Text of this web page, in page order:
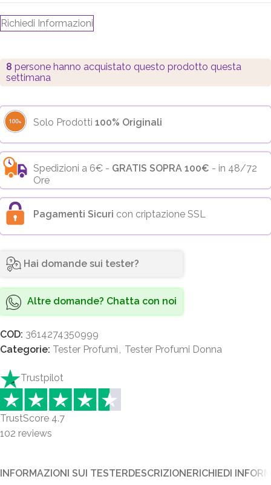
Richiedi Informazioni
8 persone hanno acquistato questo prodotto questa
settimana
Solo Prodotti 100% Originali
Spedizioni a 6€ - GRATIS SOPRA 100€ - in 48/72
Ore
Pagamenti Sicuri con criptazione SSL
Hai domande sui tester?
Altre domande? Chatta con noi
COD: 3614274350999
Categorie: Tester Profumi Tester Profumi Donna
Trustpilot
TrustScore 4.7
102 reviews
INFORMAZIONI SUI TESTERDESCRIZIONERICHIEDI